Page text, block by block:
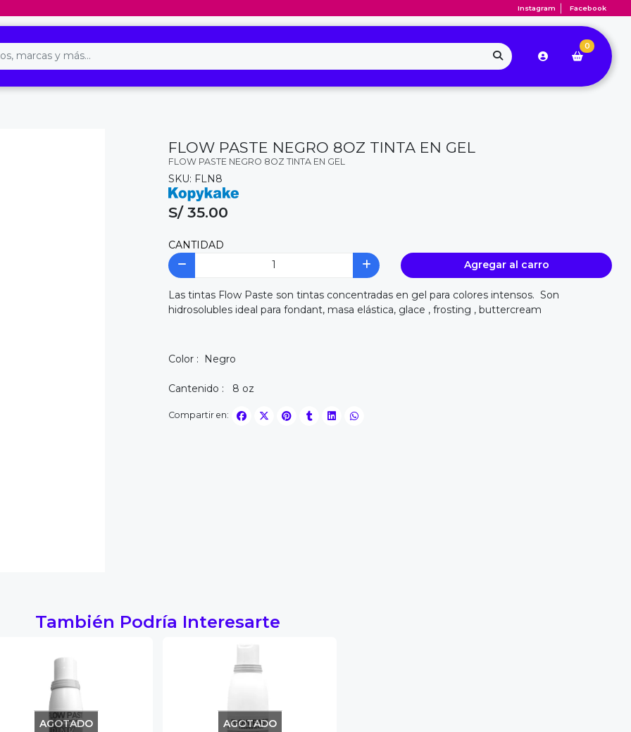
Instagram Facebook
0
FLOW PASTE NEGRO 8OZ TINTA EN GEL
FLOW PASTE NEGRO 8OZ TINTA EN GEL
SKU: FLN8
S/ 35.00
CANTIDAD
Agregar al carro
Las tintas Flow Paste son tintas concentradas en gel para colores intensos. Son
hidrosolubles ideal para fondant, masa elástica, glace , frosting , buttercream
Color : Negro
Cantenido : 8 oz
Compartir en:
También Podría Interesarte
AGOTADO AGOTADO